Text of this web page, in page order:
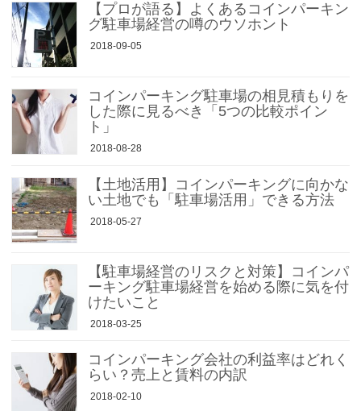
【プロが語る】よくあるコインパーキン
グ駐車場経営の噂のウソホント
2018-09-05
コインパーキング駐車場の相見積もりを
した際に見るべき「5つの比較ポイン
ト」
2018-08-28
【土地活用】コインパーキングに向かな
い土地でも「駐車場活用」できる方法
2018-05-27
【駐車場経営のリスクと対策】コインパ
ーキング駐車場経営を始める際に気を付
けたいこと
2018-03-25
コインパーキング会社の利益率はどれく
らい？売上と賃料の内訳
2018-02-10